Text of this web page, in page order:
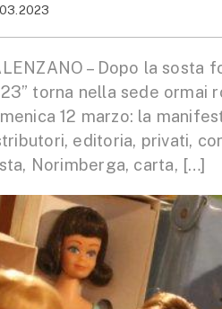
– Dopo la sosta
torna nella sede ormai
12 marzo: la
editoria, privati,
Norimberga, carta, […]